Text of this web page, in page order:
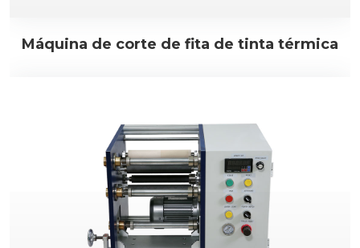
Máquina de corte de fita de tinta térmica